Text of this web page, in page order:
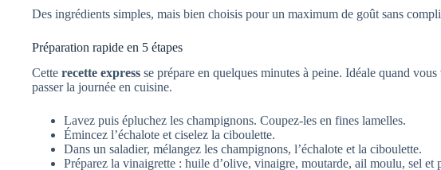
Des ingrédients simples, mais bien choisis pour un maximum de goût sans
Préparation rapide en 5 étapes
Cette recette express se prépare en quelques minutes à peine. Idéale quand
passer la journée en cuisine.
Lavez puis épluchez les champignons. Coupez-les en fines lamelles.
Émincez l’échalote et ciselez la ciboulette.
Dans un saladier, mélangez les champignons, l’échalote et la ciboulette.
Préparez la vinaigrette : huile d’olive, vinaigre, moutarde, ail moulu, sel et